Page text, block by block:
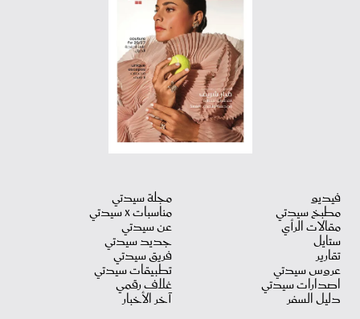
فيديو
مطبخ سيدتي
مقالات الرأي
ستايل
تقارير
عروس سيدتي
اصدارات سيدتي
دليل السفر
مجلة سيدتي
مناسبات X سيدتي
عن سيدتي
جديد سيدتي
فريق سيدتي
تطبيقات سيدتي
غلاف رقمي
آخر الأخبار